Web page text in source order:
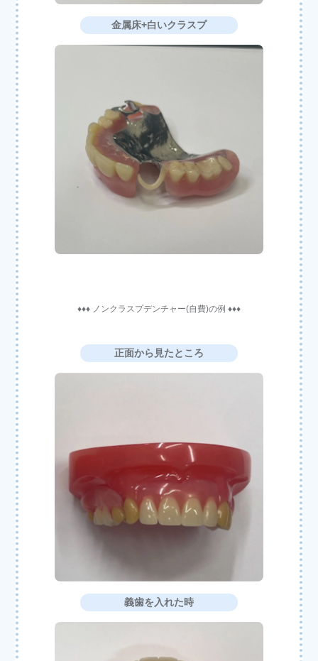
金属床+白いクラスプ
♦♦♦ ノンクラスプデンチャー(自費)の例 ♦♦♦
正面から見たところ
義歯を入れた時